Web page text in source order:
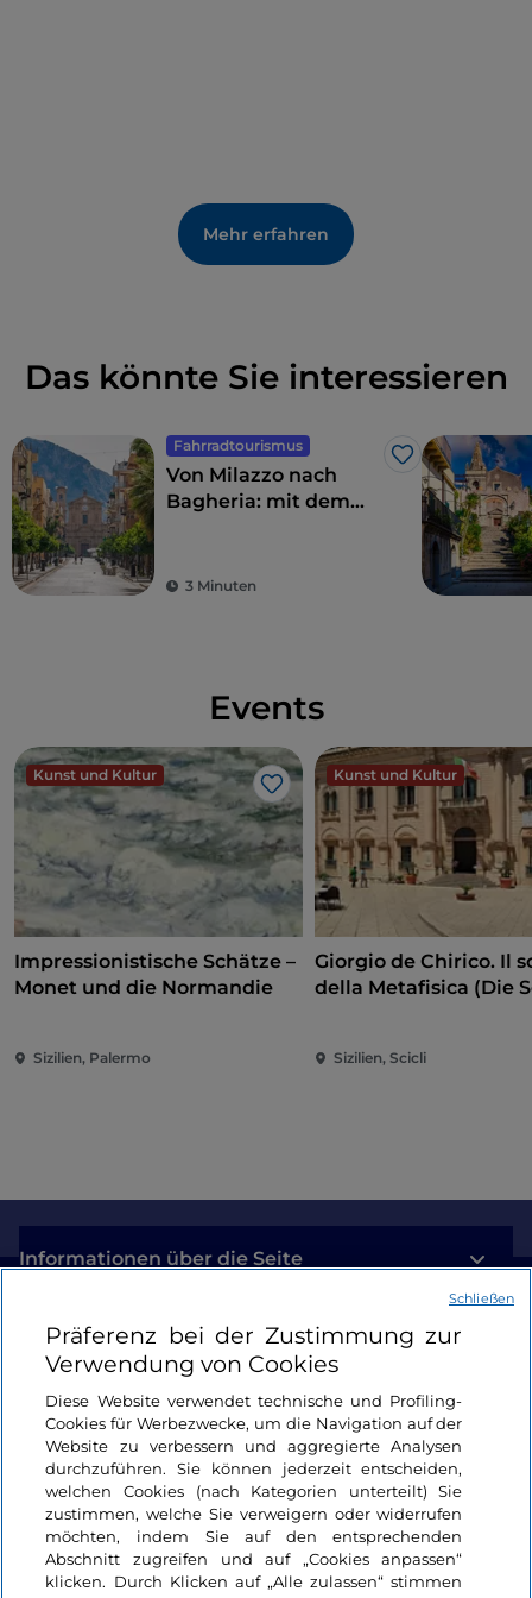
Mehr erfahren
Das könnte Sie interessieren
Fahrradtourismus
Like
Von Milazzo nach
Bagheria: mit dem
3 Minuten
Events
Kunst und Kultur
Like
Impressionistische Schätze –
Monet und die Normandie
Sizilien, Palermo
Kunst und Kultur
Giorgio de Chirico. Il
della Metafisica (Die
Sizilien, Scicli
Informationen über die Seite
Nützliche Links
Login
Bleiben wir in Kontakt
Präferenz bei der Zustimmung zur
Verwendung von Cookies
Diese Website verwendet technische und Profiling-
Cookies für Werbezwecke, um die Navigation auf der
Website zu verbessern und aggregierte Analysen
durchzuführen. Sie können jederzeit entscheiden,
welchen Cookies (nach Kategorien unterteilt) Sie
zustimmen, welche Sie verweigern oder widerrufen
möchten, indem Sie auf den entsprechenden
Abschnitt zugreifen und auf „Cookies anpassen“
klicken. Durch Klicken auf „Alle zulassen“ stimmen
Schließen